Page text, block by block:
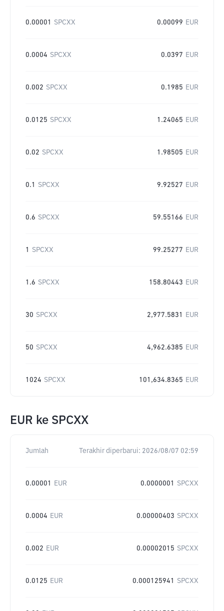
0.00001 SPCXX 0.00099 EUR
0.0004 SPCXX 0.0397 EUR
0.002 SPCXX 0.1985 EUR
0.0125 SPCXX 1.24065 EUR
0.02 SPCXX 1.98505 EUR
0.1 SPCXX 9.92527 EUR
0.6 SPCXX 59.55166 EUR
1 SPCXX 99.25277 EUR
1.6 SPCXX 158.80443 EUR
30 SPCXX 2,977.5831 EUR
50 SPCXX 4,962.6385 EUR
1024 SPCXX 101,634.8365 EUR
EUR ke SPCXX
Jumlah Terakhir diperbarui: 2026/08/07 02:59
0.00001 EUR 0.0000001 SPCXX
0.0004 EUR 0.00000403 SPCXX
0.002 EUR 0.00002015 SPCXX
0.0125 EUR 0.000125941 SPCXX